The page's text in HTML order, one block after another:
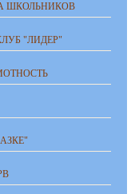
ШКОЛЬНИКОВ
"ЛИДЕР"